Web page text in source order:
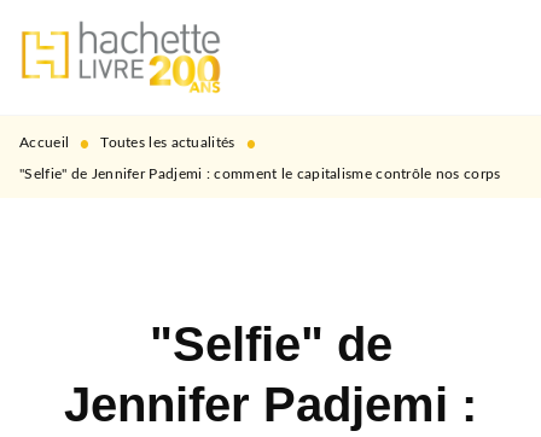
MENU RECHERCHE
PIED DE PAGE
Accueil • Toutes les actualités •
"Selfie" de Jennifer Padjemi : comment le capitalisme contrôle nos corps
"Selfie" de
Jennifer Padjemi :